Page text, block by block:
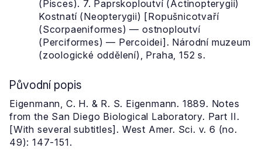
(Pisces). 7. Paprskoploutví (Actinopterygii)
Kostnatí (Neopterygii) [Ropušnicotvaří
(Scorpaeniformes) — ostnoploutví
(Perciformes) — Percoidei]. Národní muzeum
(zoologické oddělení), Praha, 152 s.
Původní popis
Eigenmann, C. H. & R. S. Eigenmann. 1889. Notes
from the San Diego Biological Laboratory. Part II.
[With several subtitles]. West Amer. Sci. v. 6 (no.
49): 147-151.